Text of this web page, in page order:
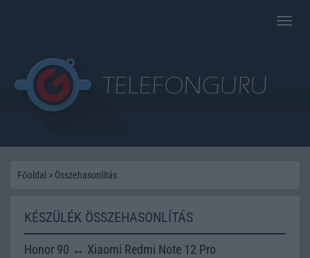
Toggle
Főoldal > Összehasonlítás
KÉSZÜLÉK ÖSSZEHASONLÍTÁS
Honor 90 ↔ Xiaomi Redmi Note 12 Pro